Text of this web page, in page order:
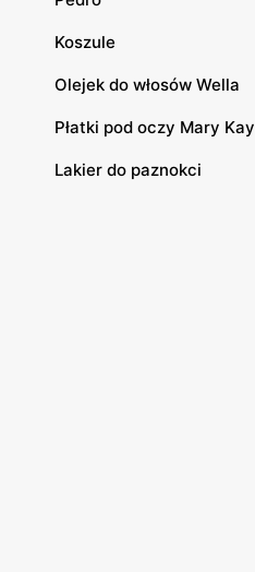
Koszule
Olejek do włosów Wella
Płatki pod oczy Mary Kay
Lakier do paznokci